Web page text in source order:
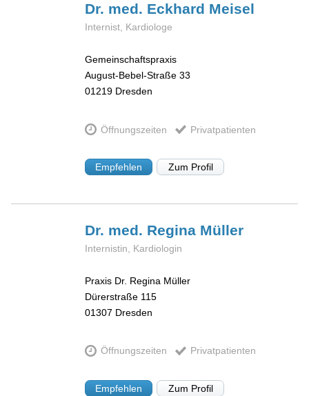
Dr. med. Eckhard Meisel
Internist, Kardiologe
Gemeinschaftspraxis
August-Bebel-Straße 33
01219 Dresden
Öffnungszeiten Privatpatienten
Empfehlen Zum Profil
Dr. med. Regina Müller
Internistin, Kardiologin
Praxis Dr. Regina Müller
Dürerstraße 115
01307 Dresden
Öffnungszeiten Privatpatienten
Empfehlen Zum Profil